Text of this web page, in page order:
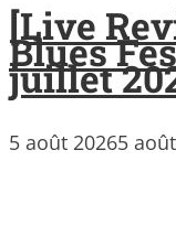
[Live
Blues
juillet
5 août 20265